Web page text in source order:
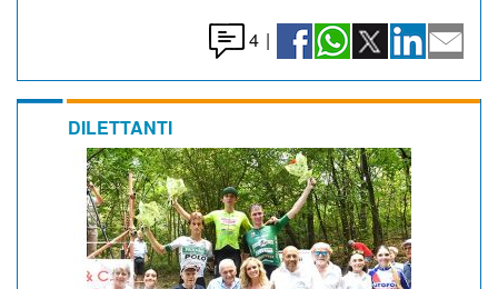
4 |
DILETTANTI